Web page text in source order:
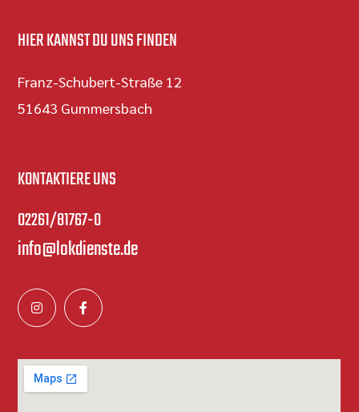
HIER KANNST DU UNS FINDEN
Franz-Schubert-Straße 12
51643 Gummersbach
KONTAKTIERE UNS
02261/81767-0
info@lokdienste.de